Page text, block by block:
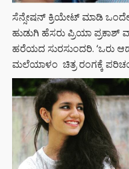
ಸೆನ್ಸೇಷನ್ ಕ್ರಿಯೇಟ್ ಮಾಡಿ
ಹುಡುಗಿ ಹೆಸರು ಪ್ರಿಯಾ
ಹರೆಯದ ಸುರಸುಂದರಿ. ‘ಒರು
ಮಲೆಯಾಳಂ ಚಿತ್ರ ರಂಗಕ್ಕೆ